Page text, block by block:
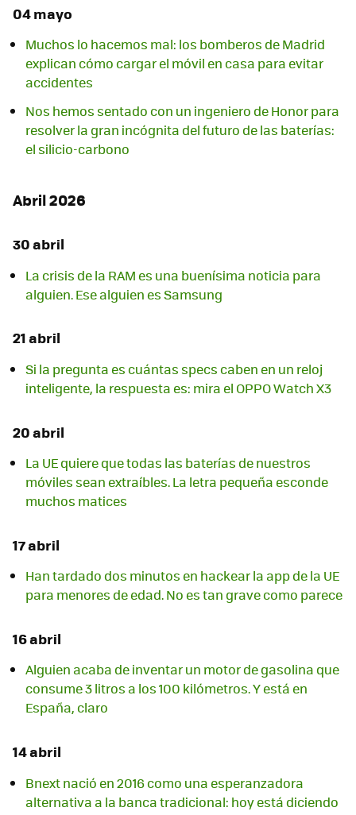
04 mayo
Muchos lo hacemos mal: los bomberos de Madrid
explican cómo cargar el móvil en casa para evitar
accidentes
Nos hemos sentado con un ingeniero de Honor para
resolver la gran incógnita del futuro de las baterías:
el silicio-carbono
Abril 2026
30 abril
La crisis de la RAM es una buenísima noticia para
alguien. Ese alguien es Samsung
21 abril
Si la pregunta es cuántas specs caben en un reloj
inteligente, la respuesta es: mira el OPPO Watch X3
20 abril
La UE quiere que todas las baterías de nuestros
móviles sean extraíbles. La letra pequeña esconde
muchos matices
17 abril
Han tardado dos minutos en hackear la app de la UE
para menores de edad. No es tan grave como parece
16 abril
Alguien acaba de inventar un motor de gasolina que
consume 3 litros a los 100 kilómetros. Y está en
España, claro
14 abril
Bnext nació en 2016 como una esperanzadora
alternativa a la banca tradicional: hoy está diciendo